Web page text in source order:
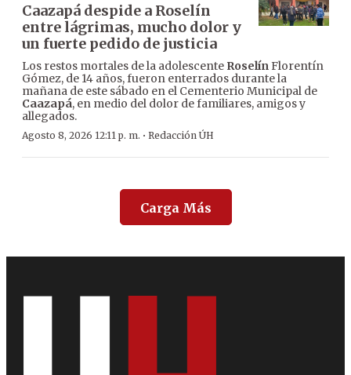
Caazapá despide a Roselín
entre lágrimas, mucho dolor y
un fuerte pedido de justicia
Los restos mortales de la adolescente RoselínFlorentín
Gómez, de 14 años, fueron enterrados durante la
mañana de este sábado en el Cementerio Municipal de
Caazapá, en medio del dolor de familiares, amigos y
allegados.
Agosto 8, 2026 12:11 p. m. · Redacción ÚH
Carga Más